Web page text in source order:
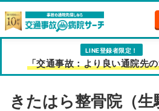
LINE登録者限定！
「交通事故：より良い通院先の
きたはら整骨院（生